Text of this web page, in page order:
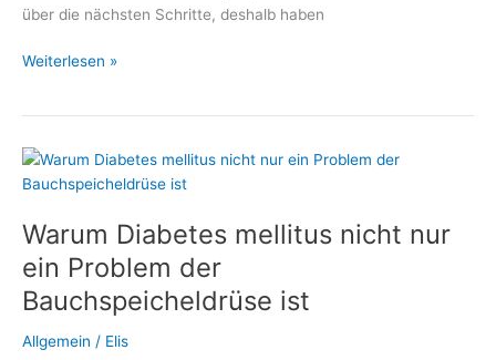
über die nächsten Schritte, deshalb haben
Vor
Medizin
und
Fachmediziner
und
Wellness
Weiterlesen »
Warum Diabetes mellitus nicht nur
ein Problem der
Bauchspeicheldrüse ist
Allgemein / Elis